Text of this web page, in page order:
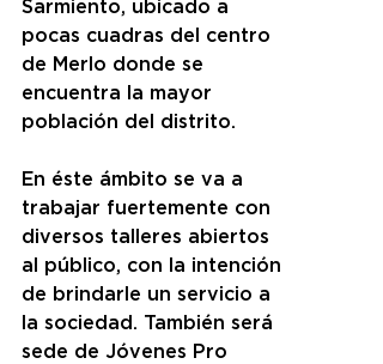
Sarmiento, ubicado a
pocas cuadras del centro
de Merlo donde se
encuentra la mayor
población del distrito.
En éste ámbito se va a
trabajar fuertemente con
diversos talleres abiertos
al público, con la intención
de brindarle un servicio a
la sociedad. También será
sede de Jóvenes Pro